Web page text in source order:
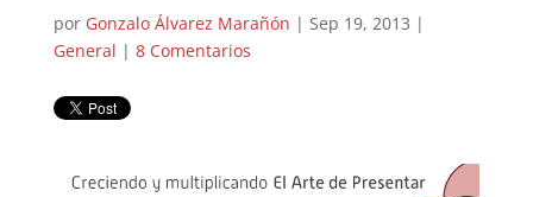
por Gonzalo Álvarez Marañón | Sep 19, 2013 |
General | 8 Comentarios